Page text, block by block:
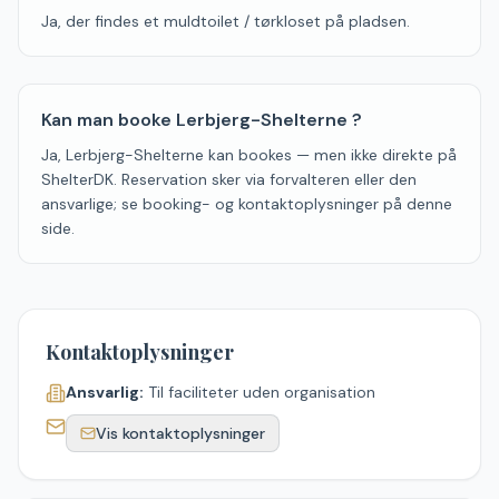
Ja, der findes et muldtoilet / tørkloset på pladsen.
Kan man booke Lerbjerg-Shelterne ?
Ja, Lerbjerg-Shelterne kan bookes — men ikke direkte på
ShelterDK. Reservation sker via forvalteren eller den
ansvarlige; se booking- og kontaktoplysninger på denne
side.
Kontaktoplysninger
Ansvarlig: Til faciliteter uden organisation
Vis kontaktoplysninger